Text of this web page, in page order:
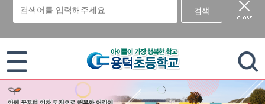
이 누리집은 대한민국 공식 전자정부 누리집입니다.
검색